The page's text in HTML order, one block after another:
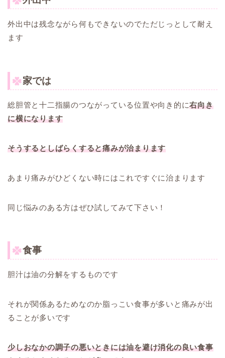
外出中は残念ながら何もできないのでただじっとして耐え
ます
家では
総胆管と十二指腸のつながっている位置や向き的に右向き
に横になります
そうするとしばらくすると痛みが治まります
あまり痛みがひどくない時にはこれですぐに治まります
同じ悩みのある方はぜひ試してみて下さい！
食事
胆汁は油の分解をするものです
それが関係あるためなのか脂っこい食事が多いと痛みが出
ることが多いです
少しおなかの調子の悪いときには油を避け消化の良い食事